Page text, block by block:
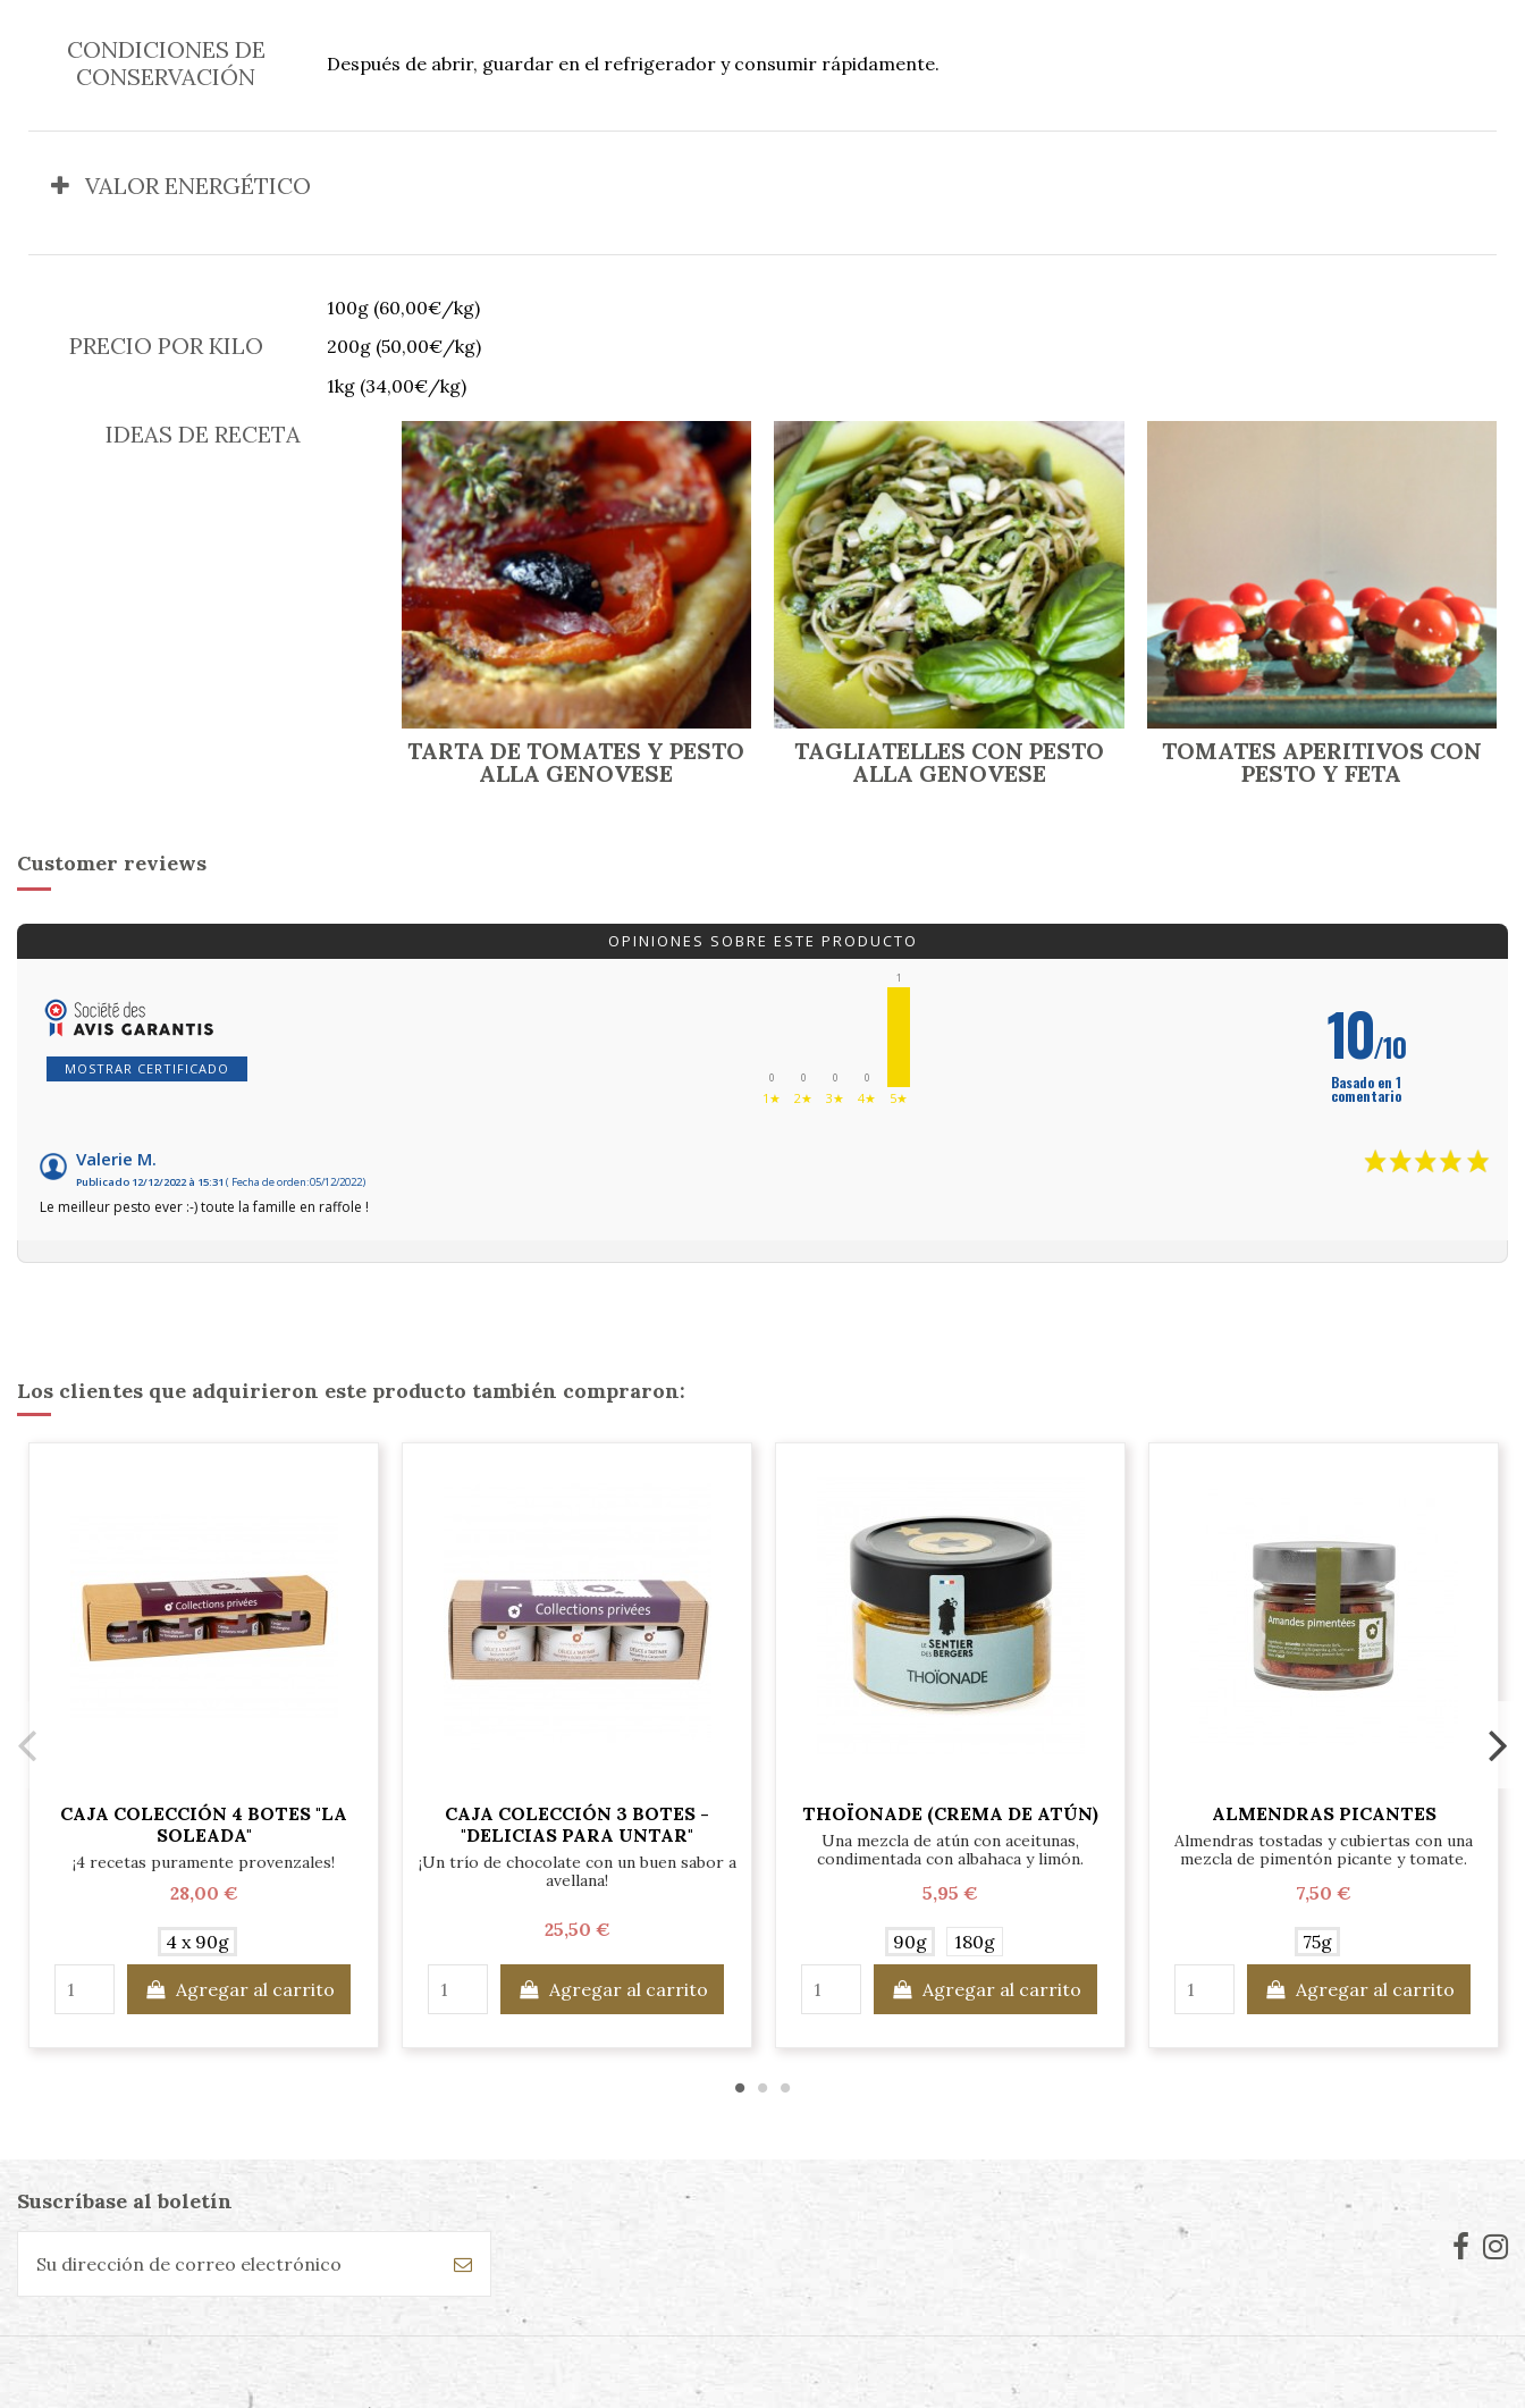
CONDICIONES DE
CONSERVACIÓN
Después de abrir, guardar en el refrigerador y consumir rápidamente.
VALOR ENERGÉTICO
PRECIO POR KILO
100g (60,00€/kg)
200g (50,00€/kg)
1kg (34,00€/kg)
IDEAS DE RECETA
TARTA DE TOMATES Y PESTO
ALLA GENOVESE
TAGLIATELLES CON PESTO
ALLA GENOVESE
TOMATES APERITIVOS CON
PESTO Y FETA
Customer reviews
OPINIONES SOBRE ESTE PRODUCTO
MOSTRAR CERTIFICADO
0
1★
0
2★
0
3★
0
4★
1
5★
10/10
Basado en 1
comentario
Valerie M.
Publicado 12/12/2022 à 15:31 ( Fecha de orden:05/12/2022)
Le meilleur pesto ever :-) toute la famille en raffole !
Los clientes que adquirieron este producto también compraron:
CAJA COLECCIÓN 4 BOTES "LA
SOLEADA"
¡4 recetas puramente provenzales!
28,00 €
4 x 90g
Agregar al carrito
CAJA COLECCIÓN 3 BOTES -
"DELICIAS PARA UNTAR"
¡Un trío de chocolate con un buen sabor a
avellana!
25,50 €
Agregar al carrito
THOÏONADE (CREMA DE ATÚN)
Una mezcla de atún con aceitunas,
condimentada con albahaca y limón.
5,95 €
90g 180g
Agregar al carrito
ALMENDRAS PICANTES
Almendras tostadas y cubiertas con una
mezcla de pimentón picante y tomate.
7,50 €
75g
Agregar al carrito
Suscríbase al boletín